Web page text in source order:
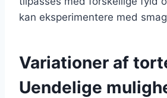
kan eksperimentere med
Variationer af
Uendelige